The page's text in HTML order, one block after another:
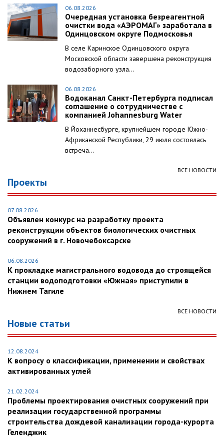
06.08.2026
Очередная установка безреагентной
очистки вода «АЭРОМАГ» заработала в
Одинцовском округе Подмосковья
В селе Каринское Одинцовского округа
Московской области завершена реконструкция
водозаборного узла...
06.08.2026
Водоканал Санкт-Петербурга подписал
соглашение о сотрудничестве с
компанией Johannesburg Water
В Йоханнесбурге, крупнейшем городе Южно-
Африканской Республики, 29 июля состоялась
встреча...
ВСЕ НОВОСТИ
Проекты
07.08.2026
Объявлен конкурс на разработку проекта
реконструкции объектов биологических очистных
сооружений в г. Новочебоксарске
06.08.2026
К прокладке магистрального водовода до строящейся
станции водоподготовки «Южная» приступили в
Нижнем Тагиле
ВСЕ НОВОСТИ
Новые статьи
12.08.2024
К вопросу о классификации, применении и свойствах
активированных углей
21.02.2024
Проблемы проектирования очистных сооружений при
реализации государственной программы
строительства дождевой канализации города-курорта
Геленджик